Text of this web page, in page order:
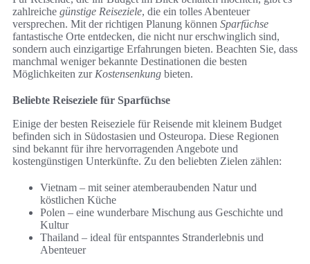
zahlreiche günstige Reiseziele, die ein tolles Abenteuer
versprechen. Mit der richtigen Planung können Sparfüchse
fantastische Orte entdecken, die nicht nur erschwinglich sind,
sondern auch einzigartige Erfahrungen bieten. Beachten Sie, dass
manchmal weniger bekannte Destinationen die besten
Möglichkeiten zur Kostensenkung bieten.
Beliebte Reiseziele für Sparfüchse
Einige der besten Reiseziele für Reisende mit kleinem Budget
befinden sich in Südostasien und Osteuropa. Diese Regionen
sind bekannt für ihre hervorragenden Angebote und
kostengünstigen Unterkünfte. Zu den beliebten Zielen zählen:
Vietnam – mit seiner atemberaubenden Natur und
köstlichen Küche
Polen – eine wunderbare Mischung aus Geschichte und
Kultur
Thailand – ideal für entspanntes Stranderlebnis und
Abenteuer